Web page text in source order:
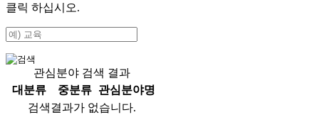
클릭 하십시오.
관심분야 검색 결과
대분류
중분류
관심분야명
검색결과가 없습니다.